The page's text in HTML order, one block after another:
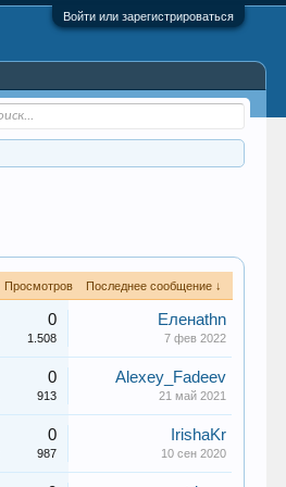
Войти или зарегистрироваться
Просмотров Последнее сообщение ↓
0
1.508
Еленаthn
7 фев 2022
0
913
Alexey_Fadeev
21 май 2021
0
987
IrishaKr
10 сен 2020